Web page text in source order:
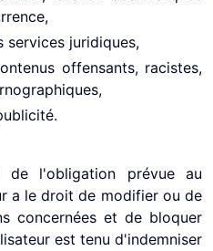
services juridiques,
offensants, racistes,
l'obligation prévue au
a le droit de modifier ou de
concernées et de bloquer
est tenu d'indemniser